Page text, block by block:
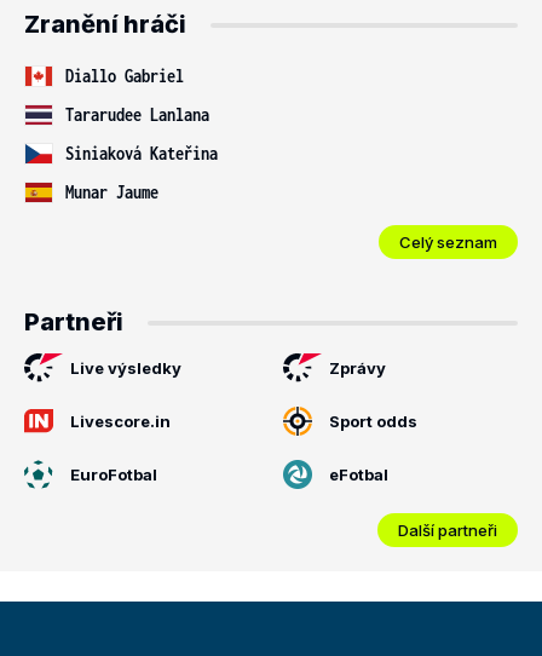
Zranění hráči
Diallo Gabriel
Tararudee Lanlana
Siniaková Kateřina
Munar Jaume
Celý seznam
Partneři
Live výsledky Zprávy
Livescore.in Sport odds
EuroFotbal eFotbal
Další partneři